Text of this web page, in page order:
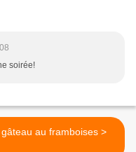
soirée!
gâteau au framboises >